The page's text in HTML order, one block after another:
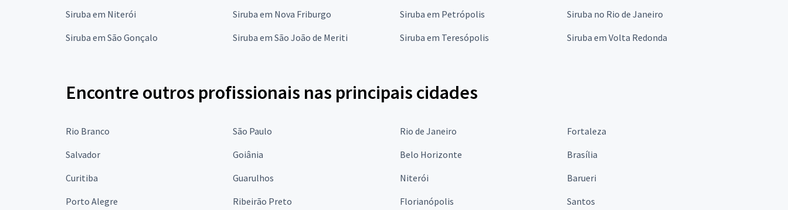
Siruba em Niterói
Siruba em Nova Friburgo Siruba em Petrópolis
Siruba no Rio de Janeiro
Siruba em São Gonçalo
Siruba em São João de Meriti Siruba em Teresópolis Siruba em Volta Redonda
Encontre outros profissionais nas principais cidades
Rio Branco São Paulo Rio de Janeiro
Fortaleza
Salvador
Goiânia Belo Horizonte
Brasília
Curitiba
Guarulhos Niterói
Barueri
Porto Alegre
Ribeirão Preto Florianópolis
Santos